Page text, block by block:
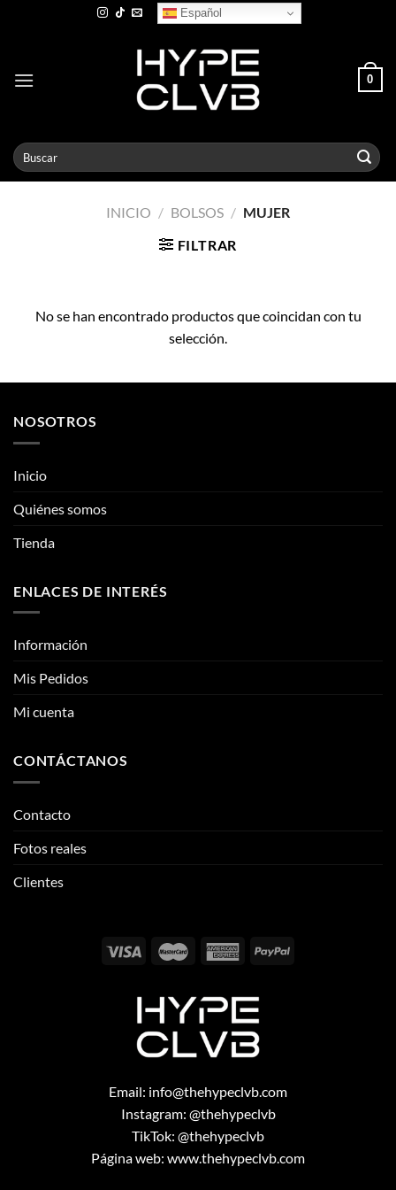
Español
0
Buscar
por:
INICIO / BOLSOS / MUJER
FILTRAR
No se han encontrado productos que coincidan con tu
selección.
NOSOTROS
Inicio
Quiénes somos
Tienda
ENLACES DE INTERÉS
Información
Mis Pedidos
Mi cuenta
CONTÁCTANOS
Contacto
Fotos reales
Clientes
Email: info@thehypeclvb.com
Instagram: @thehypeclvb
TikTok: @thehypeclvb
Página web: www.thehypeclvb.com